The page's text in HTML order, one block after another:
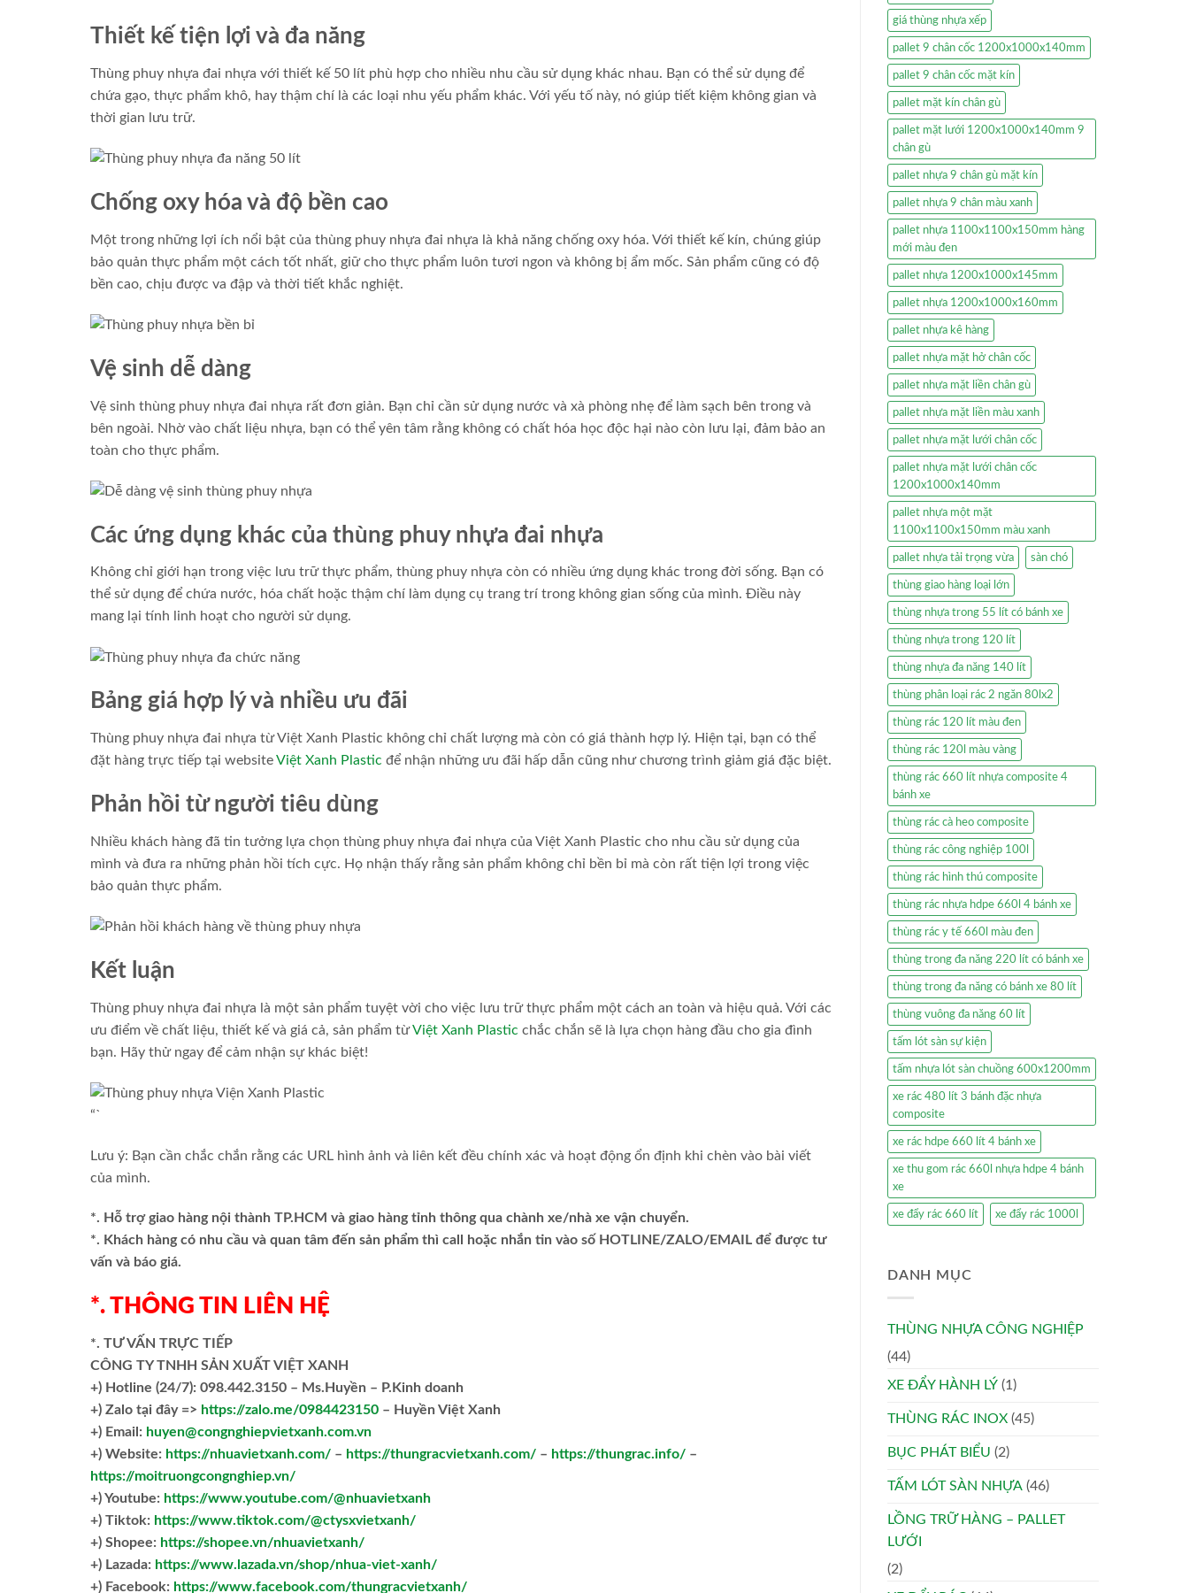
Thiết kế tiện lợi và đa năng
Thùng phuy nhựa đai nhựa với thiết kế 50 lít phù hợp cho nhiều nhu cầu sử dụng khác nhau. Bạn có thể sử dụng để
chứa gạo, thực phẩm khô, hay thậm chí là các loại nhu yếu phẩm khác. Với yếu tố này, nó giúp tiết kiệm không gian và
thời gian lưu trữ.
Chống oxy hóa và độ bền cao
Một trong những lợi ích nổi bật của thùng phuy nhựa đai nhựa là khả năng chống oxy hóa. Với thiết kế kín, chúng giúp
bảo quản thực phẩm một cách tốt nhất, giữ cho thực phẩm luôn tươi ngon và không bị ẩm mốc. Sản phẩm cũng có độ
bền cao, chịu được va đập và thời tiết khắc nghiệt.
Vệ sinh dễ dàng
Vệ sinh thùng phuy nhựa đai nhựa rất đơn giản. Bạn chỉ cần sử dụng nước và xà phòng nhẹ để làm sạch bên trong và
bên ngoài. Nhờ vào chất liệu nhựa, bạn có thể yên tâm rằng không có chất hóa học độc hại nào còn lưu lại, đảm bảo an
toàn cho thực phẩm.
Các ứng dụng khác của thùng phuy nhựa đai nhựa
Không chỉ giới hạn trong việc lưu trữ thực phẩm, thùng phuy nhựa còn có nhiều ứng dụng khác trong đời sống. Bạn có
thể sử dụng để chứa nước, hóa chất hoặc thậm chí làm dụng cụ trang trí trong không gian sống của mình. Điều này
mang lại tính linh hoạt cho người sử dụng.
Bảng giá hợp lý và nhiều ưu đãi
Thùng phuy nhựa đai nhựa từ Việt Xanh Plastic không chỉ chất lượng mà còn có giá thành hợp lý. Hiện tại, bạn có thể
đặt hàng trực tiếp tại websiteViệt Xanh Plastic để nhận những ưu đãi hấp dẫn cũng như chương trình giảm giá đặc biệt.
Phản hồi từ người tiêu dùng
Nhiều khách hàng đã tin tưởng lựa chọn thùng phuy nhựa đai nhựa của Việt Xanh Plastic cho nhu cầu sử dụng của
mình và đưa ra những phản hồi tích cực. Họ nhận thấy rằng sản phẩm không chỉ bền bỉ mà còn rất tiện lợi trong việc
bảo quản thực phẩm.
Kết luận
Thùng phuy nhựa đai nhựa là một sản phẩm tuyệt vời cho việc lưu trữ thực phẩm một cách an toàn và hiệu quả. Với các
ưu điểm về chất liệu, thiết kế và giá cả, sản phẩm từViệt Xanh Plastic chắc chắn sẽ là lựa chọn hàng đầu cho gia đình
bạn. Hãy thử ngay để cảm nhận sự khác biệt!
“`
Lưu ý: Bạn cần chắc chắn rằng các URL hình ảnh và liên kết đều chính xác và hoạt động ổn định khi chèn vào bài viết
của mình.
*. Hỗ trợ giao hàng nội thành TP.HCM và giao hàng tỉnh thông qua chành xe/nhà xe vận chuyển.
*. Khách hàng có nhu cầu và quan tâm đến sản phẩm thì call hoặc nhắn tin vào số HOTLINE/ZALO/EMAIL để được tư
vấn và báo giá.
*. THÔNG TIN LIÊN HỆ
*. TƯ VẤN TRỰC TIẾP
CÔNG TY TNHH SẢN XUẤT VIỆT XANH
+) Hotline (24/7): 098.442.3150 – Ms.Huyền – P.Kinh doanh
+) Zalo tại đây => https://zalo.me/0984423150 – Huyền Việt Xanh
+) Email: huyen@congnghiepvietxanh.com.vn
+) Website: https://nhuavietxanh.com/ – https://thungracvietxanh.com/ – https://thungrac.info/ –
https://moitruongcongnghiep.vn/
+) Youtube: https://www.youtube.com/@nhuavietxanh
+) Tiktok: https://www.tiktok.com/@ctysxvietxanh/
+) Shopee: https://shopee.vn/nhuavietxanh/
+) Lazada: https://www.lazada.vn/shop/nhua-viet-xanh/
+) Facebook: https://www.facebook.com/thungracvietxanh/
giá thùng nhựa xếp
pallet 9 chân cốc 1200x1000x140mm
pallet 9 chân cốc mặt kín
pallet mặt kín chân gù
pallet mặt lưới 1200x1000x140mm 9
chân gù
pallet nhựa 9 chân gù mặt kín
pallet nhựa 9 chân màu xanh
pallet nhựa 1100x1100x150mm hàng
mới màu đen
pallet nhựa 1200x1000x145mm
pallet nhựa 1200x1000x160mm
pallet nhựa kê hàng
pallet nhựa mặt hở chân cốc
pallet nhựa mặt liền chân gù
pallet nhựa mặt liền màu xanh
pallet nhựa mặt lưới chân cốc
pallet nhựa mặt lưới chân cốc
1200x1000x140mm
pallet nhựa một mặt
1100x1100x150mm màu xanh
pallet nhựa tải trọng vừa sàn chó
thùng giao hàng loại lớn
thùng nhựa trong 55 lít có bánh xe
thùng nhựa trong 120 lít
thùng nhựa đa năng 140 lít
thùng phân loại rác 2 ngăn 80lx2
thùng rác 120 lít màu đen
thùng rác 120l màu vàng
thùng rác 660 lít nhựa composite 4
bánh xe
thùng rác cà heo composite
thùng rác công nghiệp 100l
thùng rác hình thú composite
thùng rác nhựa hdpe 660l 4 bánh xe
thùng rác y tế 660l màu đen
thùng trong đa năng 220 lít có bánh xe
thùng trong đa năng có bánh xe 80 lít
thùng vuông đa năng 60 lít
tấm lót sàn sự kiện
tấm nhựa lót sàn chuồng 600x1200mm
xe rác 480 lít 3 bánh đặc nhựa
composite
xe rác hdpe 660 lít 4 bánh xe
xe thu gom rác 660l nhựa hdpe 4 bánh
xe
xe đẩy rác 660 lít xe đẩy rác 1000l
DANH MỤC
THÙNG NHỰA CÔNG NGHIỆP
(44)
XE ĐẨY HÀNH LÝ (1)
THÙNG RÁC INOX (45)
BỤC PHÁT BIỂU (2)
TẤM LÓT SÀN NHỰA (46)
LỒNG TRỮ HÀNG – PALLET
LƯỚI
(2)